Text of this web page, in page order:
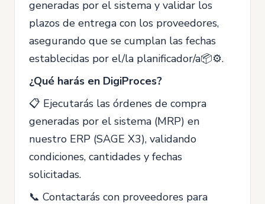
generadas por el sistema y validar los
plazos de entrega con los proveedores,
asegurando que se cumplan las fechas
establecidas por el/la planificador/a📦⚙️.
¿Qué harás en DigiProces?
📋 Ejecutarás las órdenes de compra
generadas por el sistema (MRP) en
nuestro ERP (SAGE X3), validando
condiciones, cantidades y fechas
solicitadas.
📞 Contactarás con proveedores para